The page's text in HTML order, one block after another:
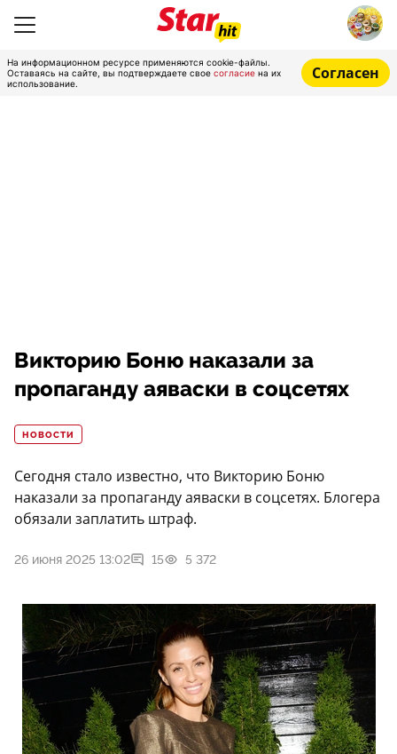
На информационном ресурсе применяются cookie-файлы.
Оставаясь на сайте, вы подтверждаете свое согласие на их
использование.
Согласен
Викторию Боню наказали за
пропаганду аяваски в соцсетях
НОВОСТИ
Сегодня стало известно, что Викторию Боню
наказали за пропаганду аяваски в соцсетях. Блогера
обязали заплатить штраф.
26 июня 2025 13:02 15 5 372